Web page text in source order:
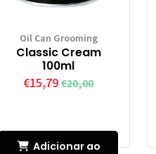
Oil Can Grooming
Classic Cream
100ml
€15,79 €20,00
Adicionar ao